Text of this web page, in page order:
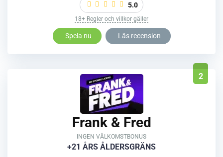
5.0
18+ Regler och villkor gäller
Spela nu Läs recension
2
Frank & Fred
INGEN VÄLKOMSTBONUS
+21 ÅRS ÅLDERSGRÄNS